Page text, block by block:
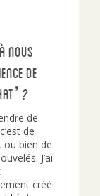
nous
de
?
de
de
ou bien de
J’ai
créé